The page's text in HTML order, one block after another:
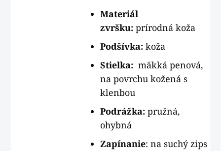
Materiál
zvršku:prírodná koža
Podšívka:koža
Stielka:mäkká penová,
na povrchu kožená s
klenbou
Podrážka:pružná,
ohybná
Zapínanie: na suchý zips